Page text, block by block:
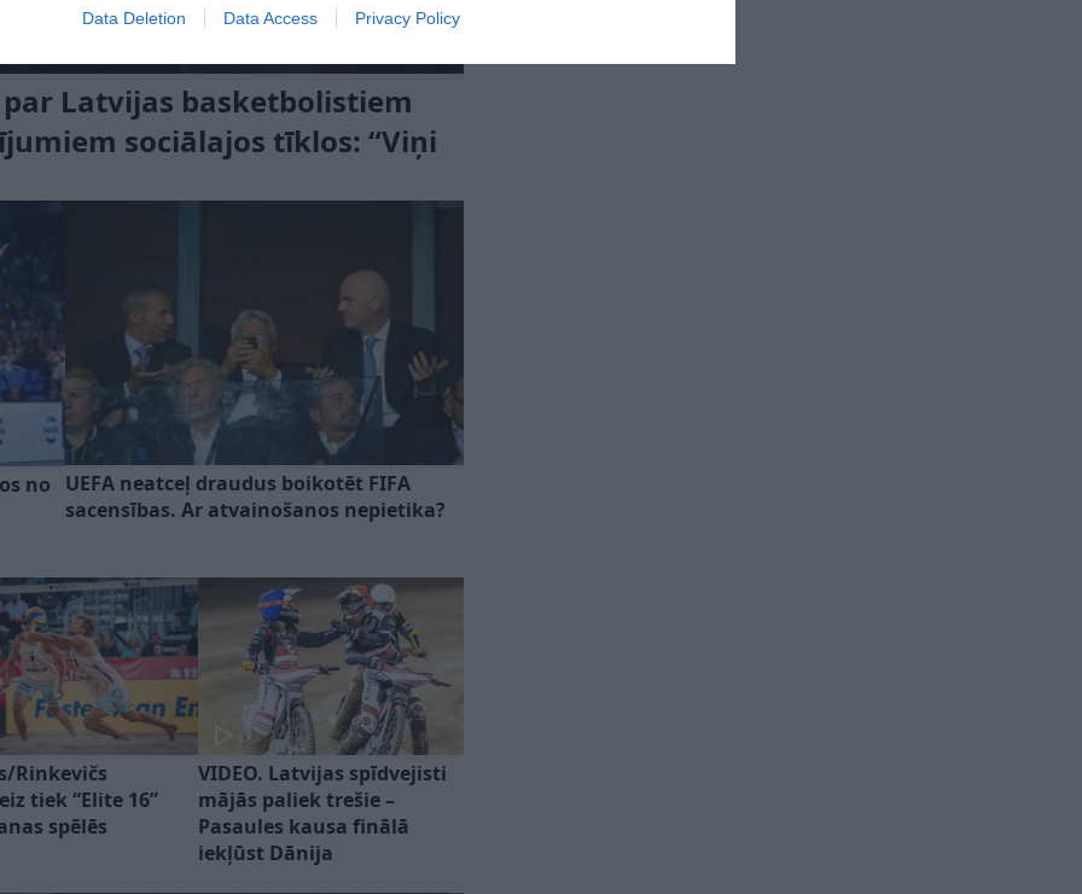
Data Deletion Data Access Privacy Policy
par Latvijas basketbolistiem
sociālajos tīklos: “Viņi
no
UEFA neatceļ draudus boikotēt FIFA
sacensības. Ar atvainošanos nepietika?
Rinkevičs
tiek “Elite 16”
spēlēs
VIDEO. Latvijas spīdvejisti
mājās paliek trešie –
Pasaules kausa finālā
iekļūst Dānija